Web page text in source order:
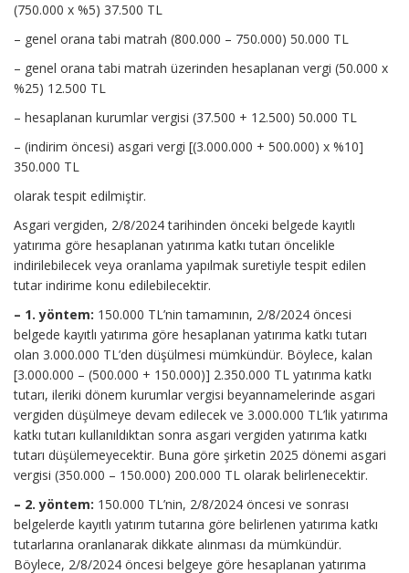
(750.000 x %5) 37.500 TL
– genel orana tabi matrah (800.000 – 750.000) 50.000 TL
– genel orana tabi matrah üzerinden hesaplanan vergi (50.000 x
%25) 12.500 TL
– hesaplanan kurumlar vergisi (37.500 + 12.500) 50.000 TL
– (indirim öncesi) asgari vergi [(3.000.000 + 500.000) x %10]
350.000 TL
olarak tespit edilmiştir.
Asgari vergiden, 2/8/2024 tarihinden önceki belgede kayıtlı
yatırıma göre hesaplanan yatırıma katkı tutarı öncelikle
indirilebilecek veya oranlama yapılmak suretiyle tespit edilen
tutar indirime konu edilebilecektir.
– 1. yöntem: 150.000 TL’nin tamamının, 2/8/2024 öncesi
belgede kayıtlı yatırıma göre hesaplanan yatırıma katkı tutarı
olan 3.000.000 TL’den düşülmesi mümkündür. Böylece, kalan
[3.000.000 – (500.000 + 150.000)] 2.350.000 TL yatırıma katkı
tutarı, ileriki dönem kurumlar vergisi beyannamelerinde asgari
vergiden düşülmeye devam edilecek ve 3.000.000 TL’lik yatırıma
katkı tutarı kullanıldıktan sonra asgari vergiden yatırıma katkı
tutarı düşülemeyecektir. Buna göre şirketin 2025 dönemi asgari
vergisi (350.000 – 150.000) 200.000 TL olarak belirlenecektir.
– 2. yöntem: 150.000 TL’nin, 2/8/2024 öncesi ve sonrası
belgelerde kayıtlı yatırım tutarına göre belirlenen yatırıma katkı
tutarlarına oranlanarak dikkate alınması da mümkündür.
Böylece, 2/8/2024 öncesi belgeye göre hesaplanan yatırıma